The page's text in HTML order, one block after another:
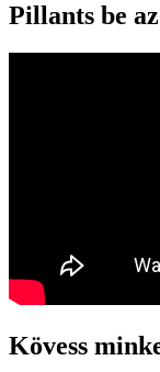
Pillants be
Kövess